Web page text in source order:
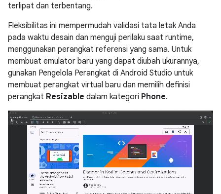
terlipat dan terbentang.
Fleksibilitas ini mempermudah validasi tata letak Anda
pada waktu desain dan menguji perilaku saat runtime,
menggunakan perangkat referensi yang sama. Untuk
membuat emulator baru yang dapat diubah ukurannya,
gunakan Pengelola Perangkat di Android Studio untuk
membuat perangkat virtual baru dan memilih definisi
perangkat Resizable dalam kategori Phone.